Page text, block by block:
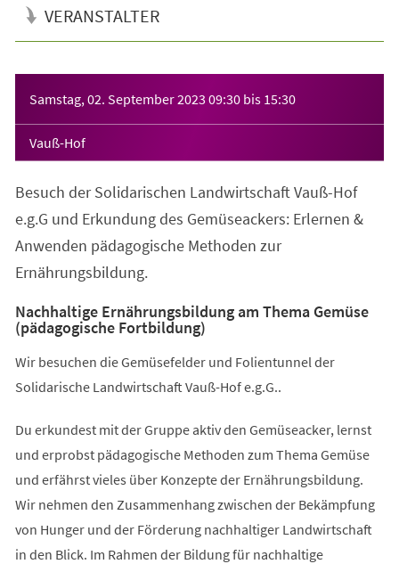
VERANSTALTER
Samstag, 02. September 2023 09:30 bis 15:30
Vauß-Hof
Besuch der Solidarischen Landwirtschaft Vauß-Hof
e.g.G und Erkundung des Gemüseackers: Erlernen &
Anwenden pädagogische Methoden zur
Ernährungsbildung.
Nachhaltige Ernährungsbildung am Thema Gemüse
(pädagogische Fortbildung)
Wir besuchen die Gemüsefelder und Folientunnel der
Solidarische Landwirtschaft Vauß-Hof e.g.G..
Du erkundest mit der Gruppe aktiv den Gemüseacker, lernst
und erprobst pädagogische Methoden zum Thema Gemüse
und erfährst vieles über Konzepte der Ernährungsbildung.
Wir nehmen den Zusammenhang zwischen der Bekämpfung
von Hunger und der Förderung nachhaltiger Landwirtschaft
in den Blick. Im Rahmen der Bildung für nachhaltige